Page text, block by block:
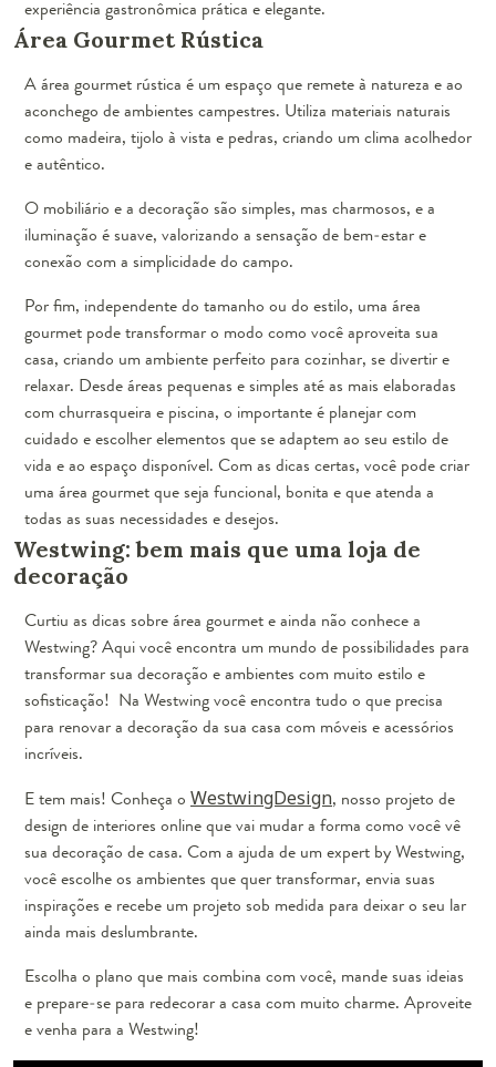
experiência gastronômica prática e elegante.
Área Gourmet Rústica
A área gourmet rústica é um espaço que remete à natureza e ao
aconchego de ambientes campestres. Utiliza materiais naturais
como madeira, tijolo à vista e pedras, criando um clima acolhedor
e autêntico.
O mobiliário e a decoração são simples, mas charmosos, e a
iluminação é suave, valorizando a sensação de bem-estar e
conexão com a simplicidade do campo.
Por fim, independente do tamanho ou do estilo, uma área
gourmet pode transformar o modo como você aproveita sua
casa, criando um ambiente perfeito para cozinhar, se divertir e
relaxar. Desde áreas pequenas e simples até as mais elaboradas
com churrasqueira e piscina, o importante é planejar com
cuidado e escolher elementos que se adaptem ao seu estilo de
vida e ao espaço disponível. Com as dicas certas, você pode criar
uma área gourmet que seja funcional, bonita e que atenda a
todas as suas necessidades e desejos.
Westwing: bem mais que uma loja de
decoração
Curtiu as dicas sobre área gourmet e ainda não conhece a
Westwing? Aqui você encontra um mundo de possibilidades para
transformar sua decoração e ambientes com muito estilo e
sofisticação! Na Westwing você encontra tudo o que precisa
para renovar a decoração da sua casa com móveis e acessórios
incríveis.
E tem mais! Conheça o WestwingDesign, nosso projeto de
design de interiores online que vai mudar a forma como você vê
sua decoração de casa. Com a ajuda de um expert by Westwing,
você escolhe os ambientes que quer transformar, envia suas
inspirações e recebe um projeto sob medida para deixar o seu lar
ainda mais deslumbrante.
Escolha o plano que mais combina com você, mande suas ideias
e prepare-se para redecorar a casa com muito charme. Aproveite
e venha para a Westwing!